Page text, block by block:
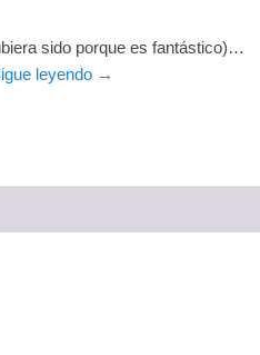
sido porque es fantástico)…
leyendo →